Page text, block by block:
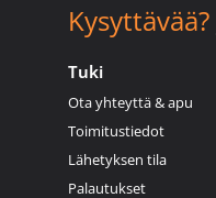
Kysyttävää?
Tuki
Ota yhteyttä & apu
Toimitustiedot
Lähetyksen tila
Palautukset